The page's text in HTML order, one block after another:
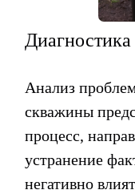
Анализ
скважины
процесс,
устранение
негативно